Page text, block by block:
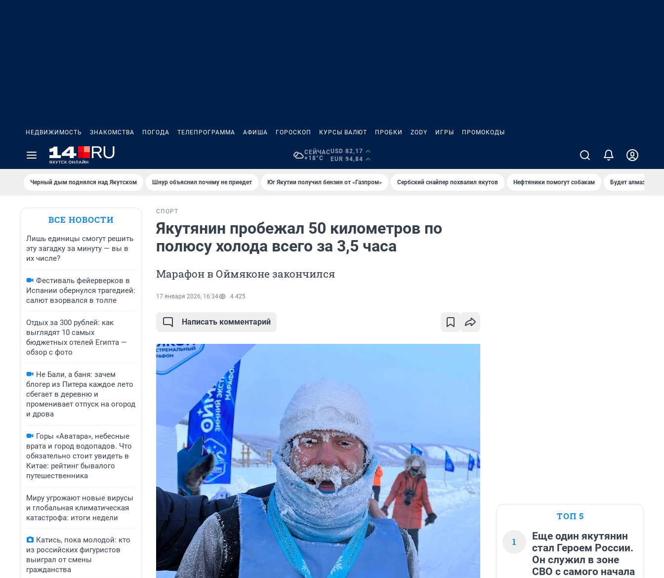
НЕДВИЖИМОСТЬ ЗНАКОМСТВА ПОГОДА ТЕЛЕПРОГРАММА АФИША ГОРОСКОП КУРСЫ ВАЛЮТ ПРОБКИ ZODY ИГРЫ ПРОМОКОДЫ
СЕЙЧАС
+18°C
USD 82,17
EUR 94,84
Черный дым поднялся над Якутском Шнур объяснил почему не приедет Юг Якутии получил бензин от «Газпром» Сербский снайпер похвалил якутов Нефтяники помогут собакам Будет алмазный
ВСЕ НОВОСТИ
Лишь единицы смогут решить
эту загадку за минуту — вы в
их числе?
Фестиваль фейерверков в
Испании обернулся трагедией:
салют взорвался в толпе
Отдых за 300 рублей: как
выглядят 10 самых
бюджетных отелей Египта —
обзор с фото
Не Бали, а баня: зачем
блогер из Питера каждое лето
сбегает в деревню и
променивает отпуск на огород
и дрова
Горы «Аватара», небесные
врата и город водопадов. Что
обязательно стоит увидеть в
Китае: рейтинг бывалого
путешественника
Миру угрожают новые вирусы
и глобальная климатическая
катастрофа: итоги недели
Катись, пока молодой: кто
из российских фигуристов
выиграл от смены
гражданства
СПОРТ
Якутянин пробежал 50 километров по
полюсу холода всего за 3,5 часа
Марафон в Оймяконе закончился
17 января 2026, 16:34 4 425
Написать комментарий
ТОП 5
1
Еще один якутянин
стал Героем России.
Он служил в зоне
СВО с самого начала